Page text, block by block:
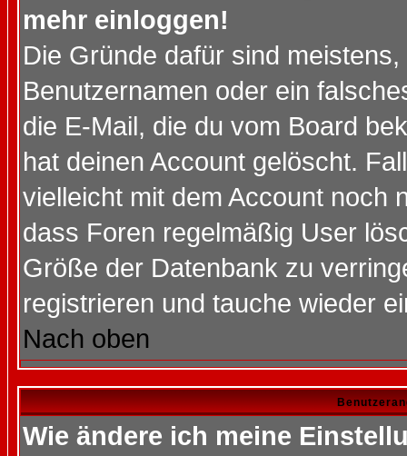
mehr einloggen!
Die Gründe dafür sind
Benutzernamen oder ein
die E-Mail, die du vom Board
hat deinen Account gelöscht.
vielleicht mit dem Account noch
dass Foren regelmäßig User
Größe der Datenbank zu
registrieren und tauche wieder
Nach oben
Wie ändere ich meine